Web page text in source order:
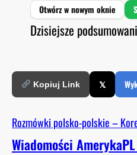
P
I
O
Spotify
RSS FEED
SHARE
Dzisiejsze
Kopiuj Link 𝕏
Rozmówki polsko-polskie –
Wiadomości